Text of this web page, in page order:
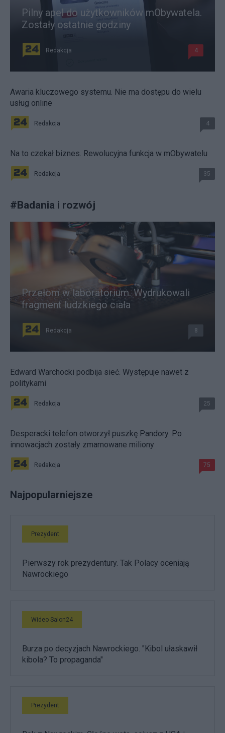
Pilny apel do użytkowników mObywatela.
Zostały ostatnie godziny
Redakcja 4
Awaria kluczowego systemu. Nie ma dostępu do wielu
usług online
Redakcja 4
Na to czekał biznes. Rewolucyjna funkcja w mObywatelu
Redakcja 35
#Badania i rozwój
Przełom w laboratorium. Wydrukowali
fragment ludzkiego ciała
Redakcja 8
Edward Warchocki podbija sieć. Występuje nawet z
politykami
Redakcja 25
Desperacki telefon otworzył puszkę Pandory. Po
innowacjach zostały zmarnowane miliony
Redakcja 75
Najpopularniejsze
Prezydent
Pierwszy rok prezydentury. Tak Polacy oceniają
Nawrockiego
Wideo Salon24
Burza po decyzjach Nawrockiego. "Kibol ułaskawił
kibola? To propaganda"
Prezydent